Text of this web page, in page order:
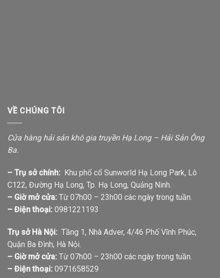
VỀ CHÚNG TÔI
Cửa hàng hải sản khô gia truyền Hạ Long – Hải Sản Ông
Ba.
– Trụ sở chính: Khu phố cổ Sunworld Hạ Long Park, Lô
C122, Đường Hạ Long, Tp. Hạ Long, Quảng Ninh.
– Giờ mở cửa: Từ 07h00 – 23h00 các ngày trong tuần.
– Điện thoại: 0981221193
Trụ sở Hà Nội: Tầng 1, Nhà Adver, 4/46 Phố Vĩnh Phúc,
Quận Ba Đình, Hà Nội.
– Giờ mở cửa: Từ 07h00 – 23h00 các ngày trong tuần.
– Điện thoại: 0971658529